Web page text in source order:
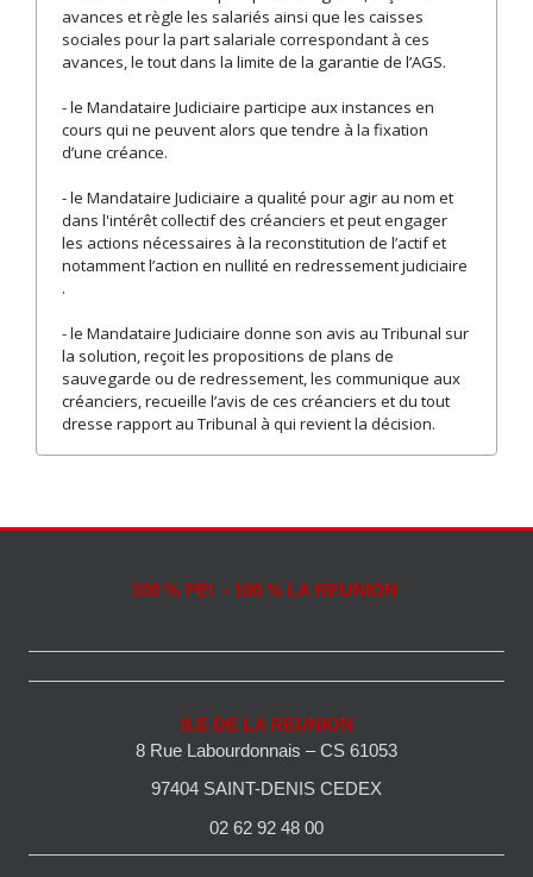
avances et règle les salariés ainsi que les caisses
sociales pour la part salariale correspondant à ces
avances, le tout dans la limite de la garantie de l’AGS.
- le Mandataire Judiciaire participe aux instances en
cours qui ne peuvent alors que tendre à la fixation
d’une créance.
- le Mandataire Judiciaire a qualité pour agir au nom et
dans l'intérêt collectif des créanciers et peut engager
les actions nécessaires à la reconstitution de l’actif et
notamment l’action en nullité en redressement judiciaire
.
- le Mandataire Judiciaire donne son avis au Tribunal sur
la solution, reçoit les propositions de plans de
sauvegarde ou de redressement, les communique aux
créanciers, recueille l’avis de ces créanciers et du tout
dresse rapport au Tribunal à qui revient la décision.
100 % PEI - 100 % LA REUNION
ILE DE LA REUNION
8 Rue Labourdonnais – CS 61053
97404 SAINT-DENIS CEDEX
02 62 92 48 00